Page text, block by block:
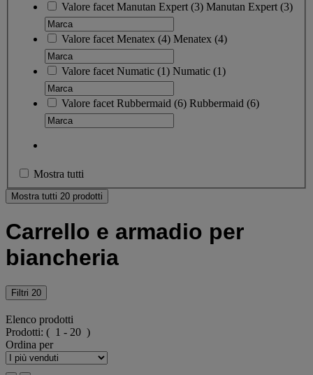
Valore facet Manutan Expert (3) Manutan Expert (3)
Valore facet Menatex (4) Menatex (4)
Valore facet Numatic (1) Numatic (1)
Valore facet Rubbermaid (6) Rubbermaid (6)
Mostra tutti
Mostra tutti 20 prodotti
Carrello e armadio per
biancheria
Filtri 20
Elenco prodotti
Prodotti: ( 1 - 20 )
Ordina per